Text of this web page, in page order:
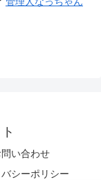
問い合わせ
シーポリシー